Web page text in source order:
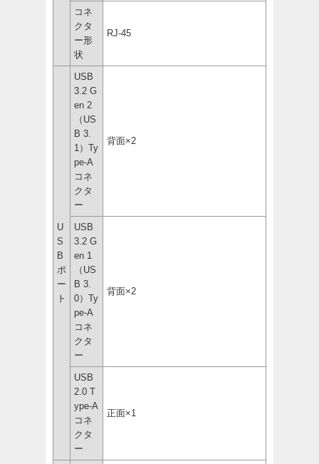
コネ
クタ
ー形
状
RJ-45
U
S
B
ポ
ー
ト
USB
3.2 G
en 2
（US
B 3.
1）Ty
pe-A
コネ
クタ
ー
背面×2
USB
3.2 G
en 1
（US
B 3.
0）Ty
pe-A
コネ
クタ
ー
背面×2
USB
2.0 T
ype-A
コネ
クタ
ー
正面×1